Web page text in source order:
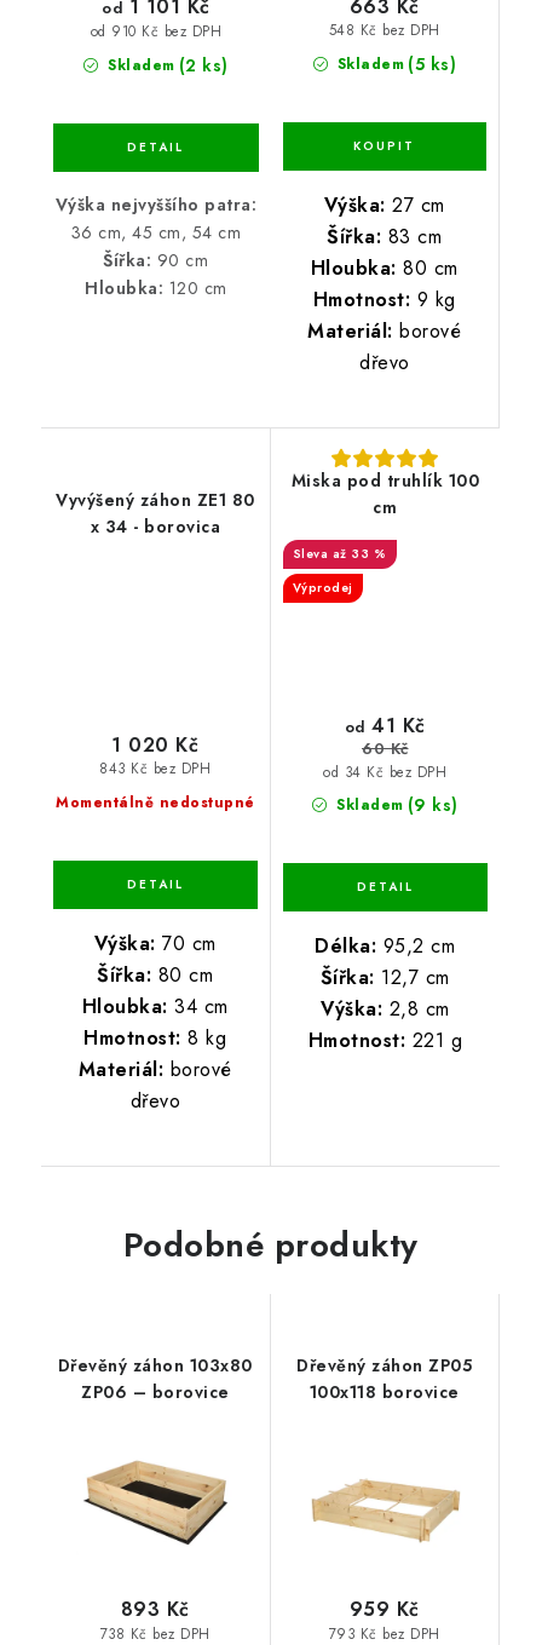
Skladem (2 ks)
od 910 Kč bez DPH
od 1 101 Kč
Výška nejvyššího patra:
36 cm, 45 cm, 54 cm
Šířka: 90 cm
Hloubka: 120 cm
Skladem (5 ks)
548 Kč bez DPH
663 Kč
Výška: 27 cm
Šířka: 83 cm
Hloubka: 80 cm
Hmotnost: 9 kg
Materiál: borové
dřevo
Vyvýšený záhon ZE1 80
x 34 - borovica
Momentálně nedostupné
843 Kč bez DPH
1 020 Kč
Výška: 70 cm
Šířka: 80 cm
Hloubka: 34 cm
Hmotnost: 8 kg
Materiál: borové
dřevo
Miska pod truhlík 100
cm
až 33 %
Výprodej
Skladem (9 ks)
od 34 Kč bez DPH
od 41 Kč
60 Kč
Délka: 95,2 cm
Šířka: 12,7 cm
Výška: 2,8 cm
Hmotnost: 221 g
Podobné produkty
Dřevěný záhon 103x80
ZP06 – borovice
738 Kč bez DPH
893 Kč
Dřevěný záhon ZP05
100x118 borovice
793 Kč bez DPH
959 Kč